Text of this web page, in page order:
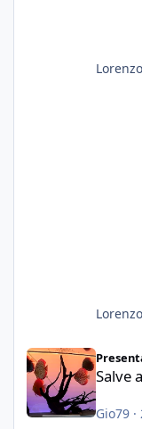
Salve a tutti, mi
Salve
Gio79·